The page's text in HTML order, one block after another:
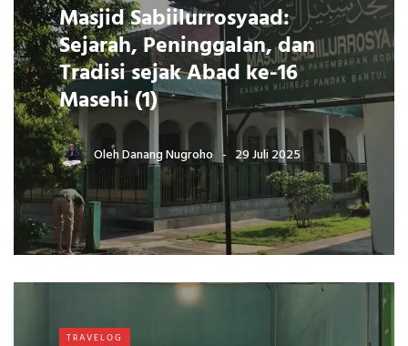
Masjid Sabiilurrosyaad:
Sejarah, Peninggalan, dan
Tradisi sejak Abad ke-16
Masehi (1)
OlehDanang Nugroho 29 Juli 2025
TRAVELOG